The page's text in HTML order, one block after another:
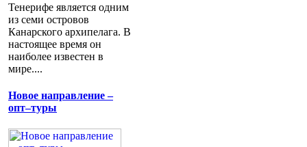
Тенерифе является одним
из семи островов
Канарского архипелага. В
настоящее время он
наиболее известен в
мире....
Новое направление –
опт–туры